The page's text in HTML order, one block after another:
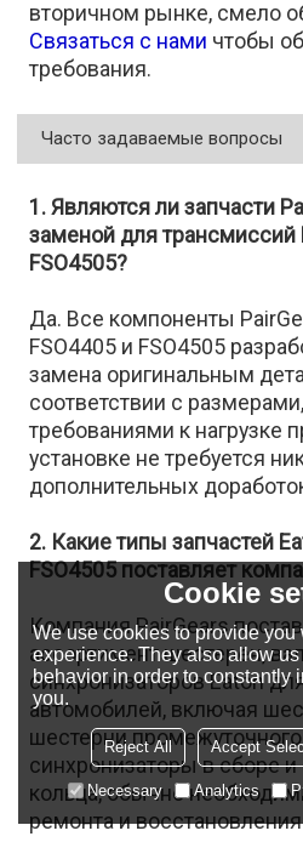
вторичном рынке, смело
Связаться с нами чтобы
требования.
Часто задаваемые вопросы
1. Являются ли запчасти
заменой для трансмиссий
FSO4505?
Да. Все компоненты
FSO4405 и FSO4505
замена оригинальным
соответствии с
требованиями к нагрузке
установке не требуется
дополнительных
2. Какие типы запчастей
FSO4505 поставляет
Компания PairGears
ассортимент шестерен,
синхронизаторов Eaton
автомобилей, включая
шестерни
синхронизаторы в сборе
кольца, обычно
ремонта и
Cookie
We use cookies to provide
experience. They also allow
behavior in order to constantly
you.
Reject All Accept
Necessary Analytics